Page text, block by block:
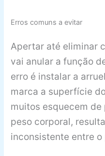
Erros comuns a evitar
Apertar até eliminar
vai anular a função
erro é instalar a
marca a superfície
muitos esquecem de
peso corporal,
inconsistente entre